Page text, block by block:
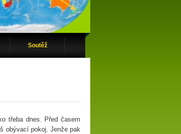
Soutěž
třeba dnes. Před časem
obývací pokoj. Jenže pak